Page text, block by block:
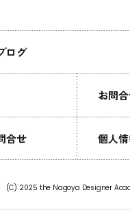
ログ
お問
合せ 個人
(C) 2025 the Nagoya Designer